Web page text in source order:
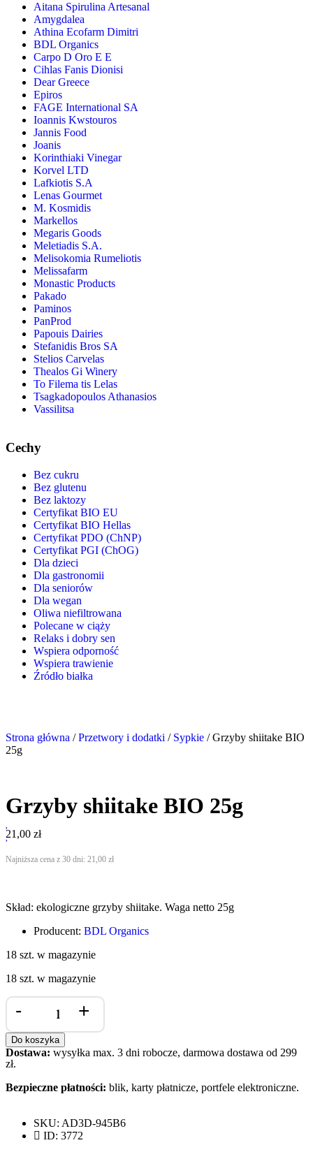
Aitana Spirulina Artesanal
Amygdalea
Athina Ecofarm Dimitri
BDL Organics
Carpo D Oro E E
Cihlas Fanis Dionisi
Dear Greece
Epiros
FAGE International SA
Ioannis Kwstouros
Jannis Food
Joanis
Korinthiaki Vinegar
Korvel LTD
Lafkiotis S.A
Lenas Gourmet
M. Kosmidis
Markellos
Megaris Goods
Meletiadis S.A.
Melisokomia Rumeliotis
Melissafarm
Monastic Products
Pakado
Paminos
PanProd
Papouis Dairies
Stefanidis Bros SA
Stelios Carvelas
Thealos Gi Winery
To Filema tis Lelas
Tsagkadopoulos Athanasios
Vassilitsa
Cechy
Bez cukru
Bez glutenu
Bez laktozy
Certyfikat BIO EU
Certyfikat BIO Hellas
Certyfikat PDO (ChNP)
Certyfikat PGI (ChOG)
Dla dzieci
Dla gastronomii
Dla seniorów
Dla wegan
Oliwa niefiltrowana
Polecane w ciąży
Relaks i dobry sen
Wspiera odporność
Wspiera trawienie
Źródło białka
Strona główna /Przetwory i dodatki / Sypkie / Grzyby shiitake BIO
25g
Grzyby shiitake BIO 25g
21,00 zł
Najniższa cena z 30 dni: 21,00 zł
Skład: ekologiczne grzyby shiitake. Waga netto 25g
Producent: BDL Organics
18 szt. w magazynie
18 szt. w magazynie
- +
Do koszyka
Dostawa: wysyłka max. 3 dni robocze, darmowa dostawa od 299
zł.
Bezpieczne płatności: blik, karty płatnicze, portfele elektroniczne.
SKU: AD3D-945B6
ID: 3772